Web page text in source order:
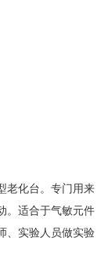
老化台。专门用来
。适合于气敏元件
、实验人员做实验